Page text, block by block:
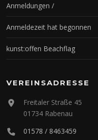
Anmeldungen /
Anmeldezeit hat begonnen
kunst:offen Beachflag
VEREINSADRESSE
Freitaler Straße 45
01734 Rabenau
01578 / 8463459